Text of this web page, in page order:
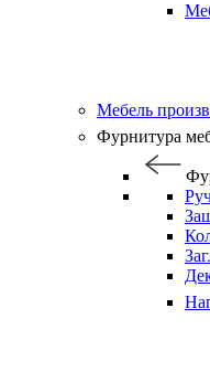
Мебель
Фурнитура